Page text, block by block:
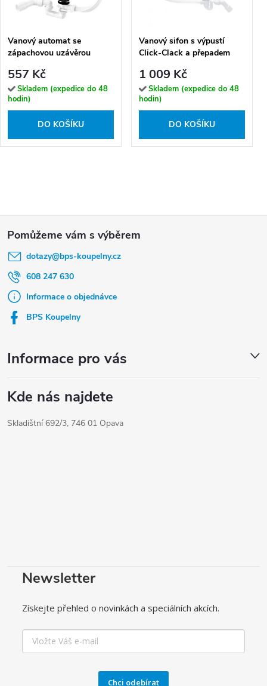
Vanový automat se
zápachovou uzávěrou
přepad 70 cm)
557 Kč
Skladem (expedice do 48
hodin)
DO KOŠÍKU
Vanový sifon s výpustí
Click-Clack a přepadem
1 009 Kč
Skladem (expedice do 48
hodin)
DO KOŠÍKU
dotazy@bps-koupelny.cz
608 247 630
Informace o objednávce
BPS Koupelny
Informace pro vás
Kde nás najdete
Skladištní 692/3, 746 01 Opava
Newsletter
Získejte přehled o novinkách a speciálních akcích.
Chci odebírat